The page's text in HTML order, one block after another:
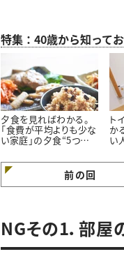
特集：40歳から知って
夕食を見ればわかる。
「食費が平均よりも少な
い家庭」の夕食“5つの
ト
か
い
前の回
NGその1．部屋